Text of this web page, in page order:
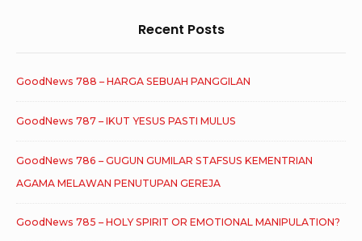
Recent Posts
GoodNews 788 – HARGA SEBUAH PANGGILAN
GoodNews 787 – IKUT YESUS PASTI MULUS
GoodNews 786 – GUGUN GUMILAR STAFSUS KEMENTRIAN
AGAMA MELAWAN PENUTUPAN GEREJA
GoodNews 785 – HOLY SPIRIT OR EMOTIONAL MANIPULATION?